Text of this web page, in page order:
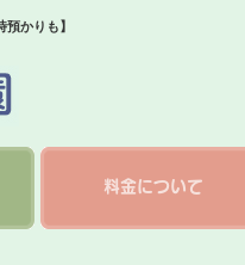
かりも】
料金について